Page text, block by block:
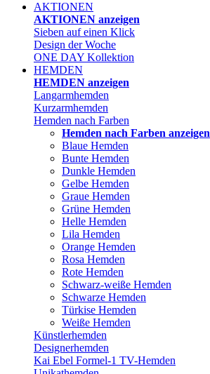
AKTIONEN
AKTIONEN anzeigen
Sieben auf einen Klick
Design der Woche
ONE DAY Kollektion
HEMDEN
HEMDEN anzeigen
Langarmhemden
Kurzarmhemden
Hemden nach Farben
Hemden nach Farben anzeigen
Blaue Hemden
Bunte Hemden
Dunkle Hemden
Gelbe Hemden
Graue Hemden
Grüne Hemden
Helle Hemden
Lila Hemden
Orange Hemden
Rosa Hemden
Rote Hemden
Schwarz-weiße Hemden
Schwarze Hemden
Türkise Hemden
Weiße Hemden
Künstlerhemden
Designerhemden
Kai Ebel Formel-1 TV-Hemden